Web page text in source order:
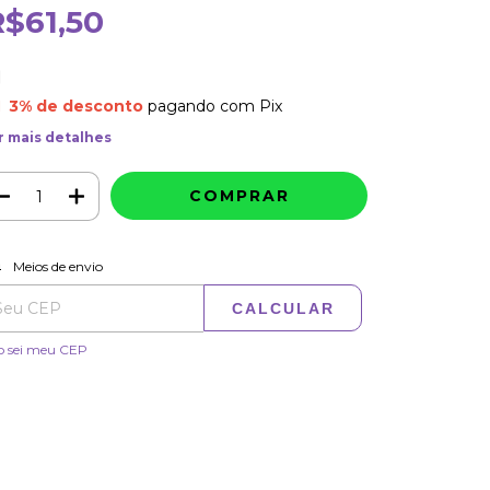
3% de descontopagando com Pix
mais detalhes
para o CEP:
Meios de envio
CALCULAR
sei meu CEP